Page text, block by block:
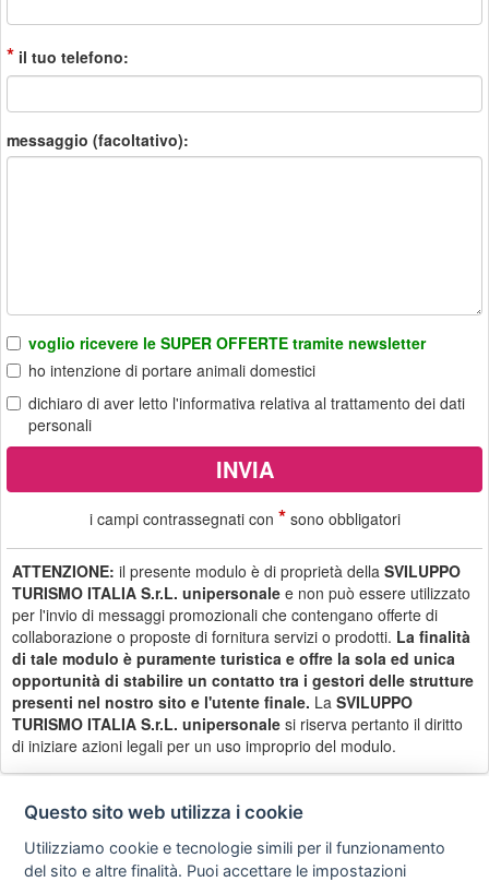
* il tuo telefono:
messaggio (facoltativo):
voglio ricevere le SUPER OFFERTE tramite newsletter
ho intenzione di portare animali domestici
dichiaro di aver letto l'informativa relativa al trattamento dei dati
personali
i campi contrassegnati con *sono obbligatori
ATTENZIONE: il presente modulo è di proprietà della SVILUPPO
TURISMO ITALIA S.r.L. unipersonale e non può essere utilizzato
per l'invio di messaggi promozionali che contengano offerte di
collaborazione o proposte di fornitura servizi o prodotti. La finalità
di tale modulo è puramente turistica e offre la sola ed unica
opportunità di stabilire un contatto tra i gestori delle strutture
presenti nel nostro sito e l'utente finale. La SVILUPPO
TURISMO ITALIA S.r.L. unipersonale si riserva pertanto il diritto
di iniziare azioni legali per un uso improprio del modulo.
Privacy
policy
Avviso
legale
Scrivici
Questo sito web utilizza i cookie
Utilizziamo cookie e tecnologie simili per il funzionamento
del sito e altre finalità. Puoi accettare le impostazioni